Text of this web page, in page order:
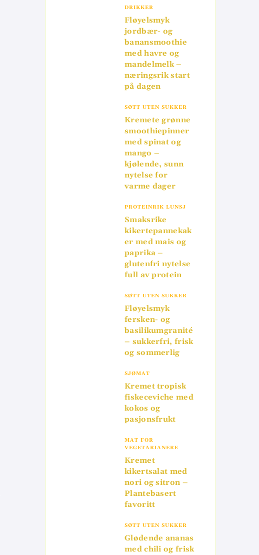
DRIKKER
Fløyelsmyk
jordbær- og
banansmoothie
med havre og
mandelmelk –
næringsrik start
på dagen
SØTT UTEN SUKKER
Kremete grønne
smoothiepinner
med spinat og
mango –
kjølende, sunn
nytelse for
varme dager
PROTEINRIK LUNSJ
Smaksrike
kikertepannekak
er med mais og
paprika –
glutenfri nytelse
full av protein
SØTT UTEN SUKKER
Fløyelsmyk
fersken- og
basilikumgranité
– sukkerfri, frisk
og sommerlig
SJØMAT
Kremet tropisk
fiskeceviche med
kokos og
pasjonsfrukt
MAT FOR
VEGETARIANERE
Kremet
kikertsalat med
nori og sitron –
Plantebasert
favoritt
SØTT UTEN SUKKER
Glødende ananas
med chili og frisk